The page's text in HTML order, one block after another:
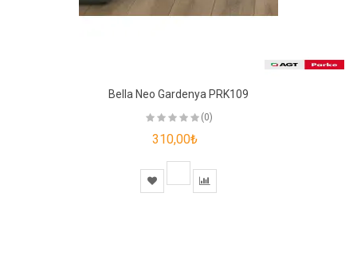
Bella Neo Gardenya PRK109
(0)
310,00₺